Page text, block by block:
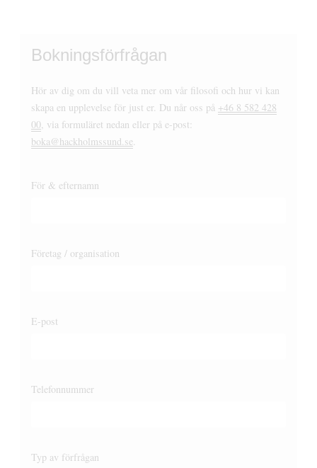
Bokningsförfrågan
Hör av dig om du vill veta mer om vår filosofi och hur vi kan
skapa en upplevelse för just er. Du når oss på +46 8 582 428
00 , via formuläret nedan eller på e-post:
boka@hackholmssund.se
För & efternamn
Företag / organisation
E-post
Telefonnummer
Typ av förfrågan